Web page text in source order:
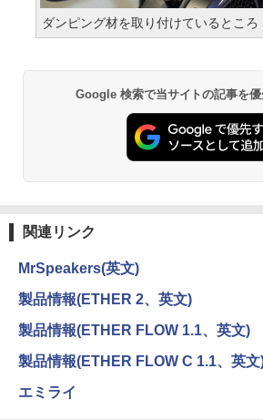
ダンピング材を取り付けているところ
Google 検索で当サイトの記事を
関連リンク
MrSpeakers(英文)
製品情報(ETHER 2、英文)
製品情報(ETHER FLOW 1.1、英文)
製品情報(ETHER FLOW C 1.1、英文
エミライ